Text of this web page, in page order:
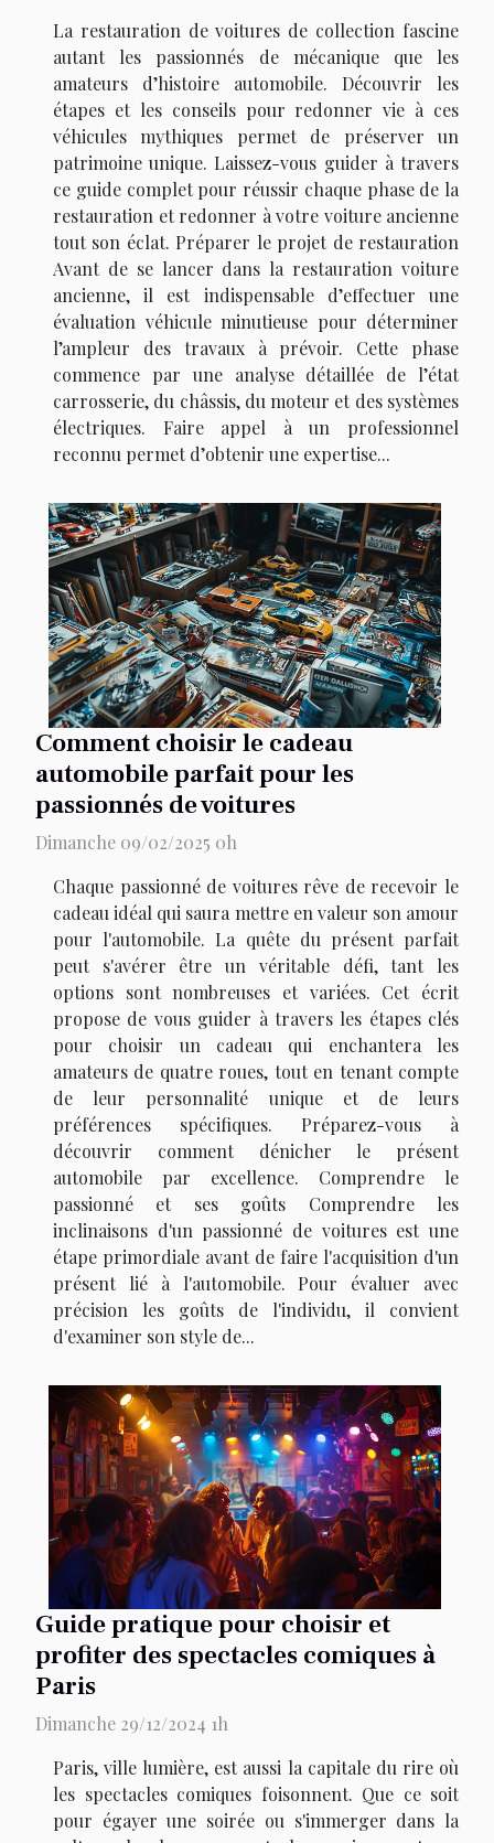
La restauration de voitures de collection fascine
autant les passionnés de mécanique que les
amateurs d’histoire automobile. Découvrir les
étapes et les conseils pour redonner vie à ces
véhicules mythiques permet de préserver un
patrimoine unique. Laissez-vous guider à travers
ce guide complet pour réussir chaque phase de la
restauration et redonner à votre voiture ancienne
tout son éclat. Préparer le projet de restauration
Avant de se lancer dans la restauration voiture
ancienne, il est indispensable d’effectuer une
évaluation véhicule minutieuse pour déterminer
l’ampleur des travaux à prévoir. Cette phase
commence par une analyse détaillée de l’état
carrosserie, du châssis, du moteur et des systèmes
électriques. Faire appel à un professionnel
reconnu permet d’obtenir une expertise...
Comment choisir le cadeau
automobile parfait pour les
passionnés de voitures
Dimanche 09/02/2025 0h
Chaque passionné de voitures rêve de recevoir le
cadeau idéal qui saura mettre en valeur son amour
pour l'automobile. La quête du présent parfait
peut s'avérer être un véritable défi, tant les
options sont nombreuses et variées. Cet écrit
propose de vous guider à travers les étapes clés
pour choisir un cadeau qui enchantera les
amateurs de quatre roues, tout en tenant compte
de leur personnalité unique et de leurs
préférences spécifiques. Préparez-vous à
découvrir comment dénicher le présent
automobile par excellence. Comprendre le
passionné et ses goûts Comprendre les
inclinaisons d'un passionné de voitures est une
étape primordiale avant de faire l'acquisition d'un
présent lié à l'automobile. Pour évaluer avec
précision les goûts de l'individu, il convient
d'examiner son style de...
Guide pratique pour choisir et
profiter des spectacles comiques à
Paris
Dimanche 29/12/2024 1h
Paris, ville lumière, est aussi la capitale du rire où
les spectacles comiques foisonnent. Que ce soit
pour égayer une soirée ou s'immerger dans la